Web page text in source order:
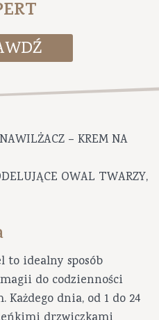
– KREM NA
OWAL TWARZY,
to idealny sposób
do codzienności
dnia, od 1 do 24